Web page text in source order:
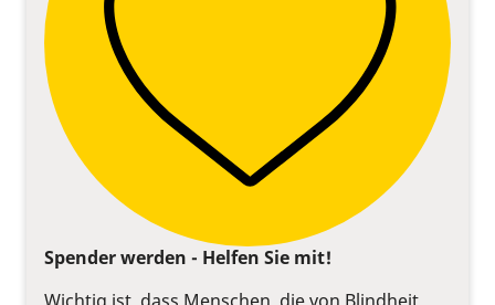
Spender werden - Helfen Sie mit!